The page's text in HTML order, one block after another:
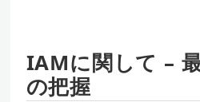
IAMに関して –
の把握